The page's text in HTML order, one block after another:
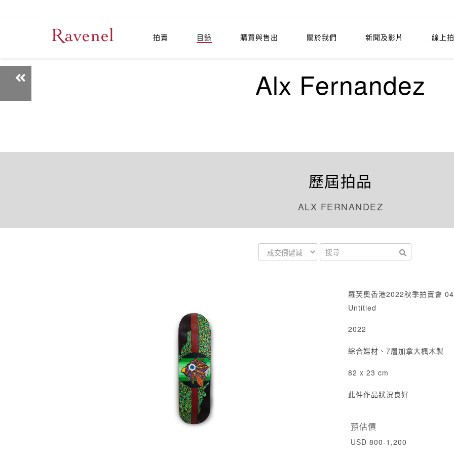
拍賣 目錄 購買與售出 關於我們 新聞及影片 線上
Alx Fernandez
歷屆拍品
ALX FERNANDEZ
羅芙奧香港2022秋季拍賣會
Untitled
2022
綜合媒材、7層加拿大楓木製
82 x 23 cm
此件作品狀況良好
預估價
USD 800-1,200